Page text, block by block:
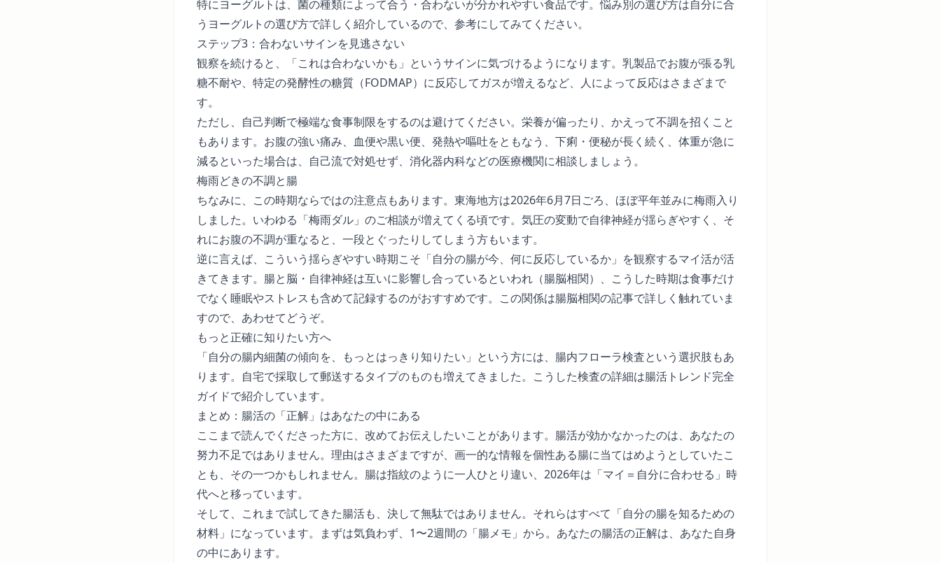
特にヨーグルトは、菌の種類によって合う・合わないが分かれやすい食品です。悩み別の選び方は自分に合
うヨーグルトの選び方で詳しく紹介しているので、参考にしてみてください。
ステップ3：合わないサインを見逃さない
観察を続けると、「これは合わないかも」というサインに気づけるようになります。乳製品でお腹が張る乳
糖不耐や、特定の発酵性の糖質（FODMAP）に反応してガスが増えるなど、人によって反応はさまざまで
す。
ただし、自己判断で極端な食事制限をするのは避けてください。栄養が偏ったり、かえって不調を招くこと
もあります。お腹の強い痛み、血便や黒い便、発熱や嘔吐をともなう、下痢・便秘が長く続く、体重が急に
減るといった場合は、自己流で対処せず、消化器内科などの医療機関に相談しましょう。
梅雨どきの不調と腸
ちなみに、この時期ならではの注意点もあります。東海地方は2026年6月7日ごろ、ほぼ平年並みに梅雨入り
しました。いわゆる「梅雨ダル」のご相談が増えてくる頃です。気圧の変動で自律神経が揺らぎやすく、そ
れにお腹の不調が重なると、一段とぐったりしてしまう方もいます。
逆に言えば、こういう揺らぎやすい時期こそ「自分の腸が今、何に反応しているか」を観察するマイ活が活
きてきます。腸と脳・自律神経は互いに影響し合っているといわれ（腸脳相関）、こうした時期は食事だけ
でなく睡眠やストレスも含めて記録するのがおすすめです。この関係は腸脳相関の記事で詳しく触れていま
すので、あわせてどうぞ。
もっと正確に知りたい方へ
「自分の腸内細菌の傾向を、もっとはっきり知りたい」という方には、腸内フローラ検査という選択肢もあ
ります。自宅で採取して郵送するタイプのものも増えてきました。こうした検査の詳細は腸活トレンド完全
ガイドで紹介しています。
まとめ：腸活の「正解」はあなたの中にある
ここまで読んでくださった方に、改めてお伝えしたいことがあります。腸活が効かなかったのは、あなたの
努力不足ではありません。理由はさまざまですが、画一的な情報を個性ある腸に当てはめようとしていたこ
とも、その一つかもしれません。腸は指紋のように一人ひとり違い、2026年は「マイ＝自分に合わせる」時
代へと移っています。
そして、これまで試してきた腸活も、決して無駄ではありません。それらはすべて「自分の腸を知るための
材料」になっています。まずは気負わず、1〜2週間の「腸メモ」から。あなたの腸活の正解は、あなた自身
の中にあります。